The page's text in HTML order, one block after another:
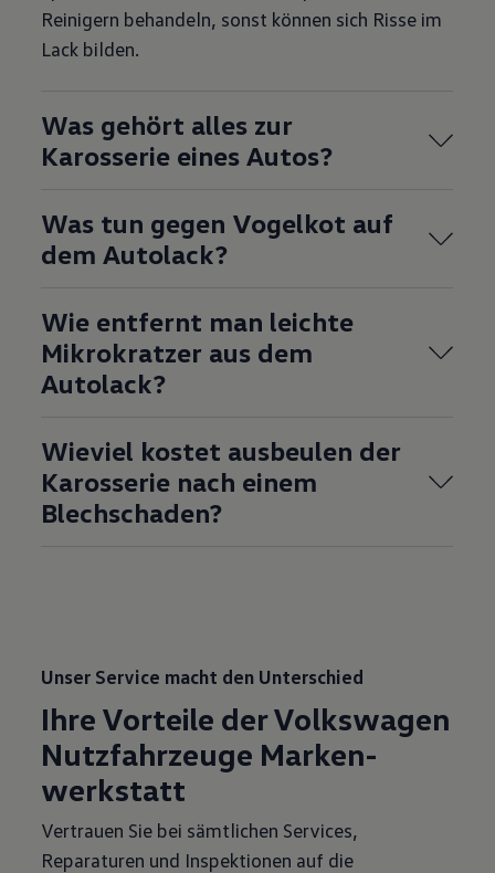
Reinigern behandeln, sonst können sich Risse im
Lack bilden.
Was gehört alles zur
Karosserie eines Autos?
Was tun gegen Vogelkot auf
dem Autolack?
Wie entfernt man leichte
Mikrokratzer aus dem
Autolack?
Wieviel kostet ausbeulen der
Karosserie nach einem
Blechschaden?
Unser Service macht den Unterschied
Ihre Vorteile der Volkswagen
Nutz­fahr­zeuge Marken­
werkstatt
Vertrauen Sie bei sämtlichen Services,
Reparaturen und Inspektionen auf die